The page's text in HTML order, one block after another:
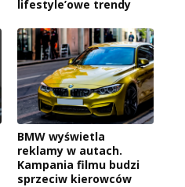
lifestyle’owe trendy
BMW wyświetla
reklamy w autach.
Kampania filmu budzi
sprzeciw kierowców